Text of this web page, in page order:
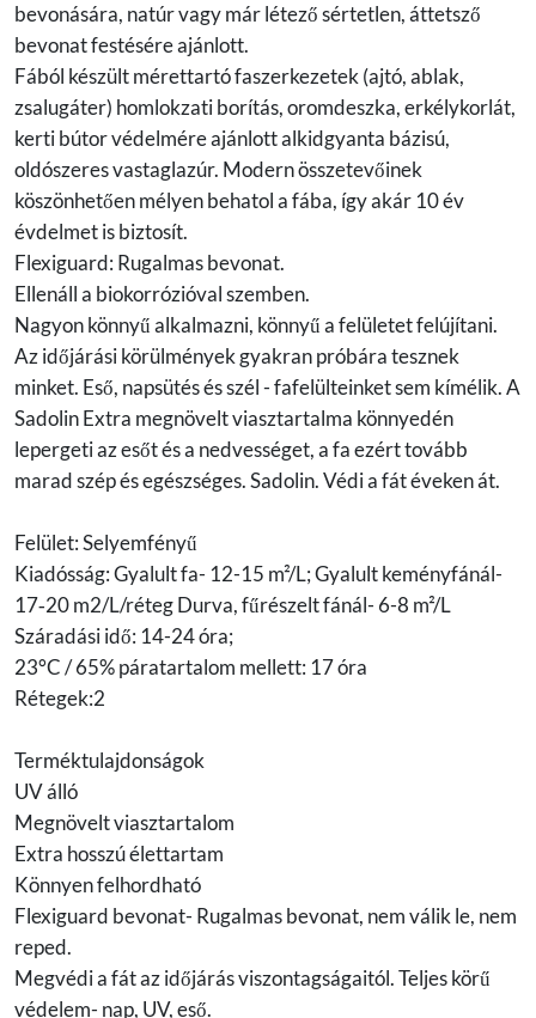
bevonására, natúr vagy már létező sértetlen, áttetsző
bevonat festésére ajánlott.
Fából készült mérettartó faszerkezetek (ajtó, ablak,
zsalugáter) homlokzati borítás, oromdeszka, erkélykorlát,
kerti bútor védelmére ajánlott alkidgyanta bázisú,
oldószeres vastaglazúr. Modern összetevőinek
köszönhetően mélyen behatol a fába, így akár 10 év
évdelmet is biztosít.
Flexiguard: Rugalmas bevonat.
Ellenáll a biokorrózióval szemben.
Nagyon könnyű alkalmazni, könnyű a felületet felújítani.
Az időjárási körülmények gyakran próbára tesznek
minket. Eső, napsütés és szél - fafelülteinket sem kímélik. A
Sadolin Extra megnövelt viasztartalma könnyedén
lepergeti az esőt és a nedvességet, a fa ezért tovább
marad szép és egészséges. Sadolin. Védi a fát éveken át.
Felület: Selyemfényű
Kiadósság: Gyalult fa- 12-15 m²/L; Gyalult keményfánál-
17‐20 m2/L/réteg Durva, fűrészelt fánál- 6-8 m²/L
Száradási idő: 14-24 óra;
23°C / 65% páratartalom mellett: 17 óra
Rétegek:2
Terméktulajdonságok
UV álló
Megnövelt viasztartalom
Extra hosszú élettartam
Könnyen felhordható
Flexiguard bevonat- Rugalmas bevonat, nem válik le, nem
reped.
Megvédi a fát az időjárás viszontagságaitól. Teljes körű
védelem- nap, UV, eső.